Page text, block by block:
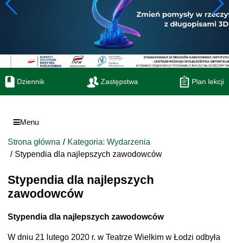
Dziennik Zastępstwa Plan lekcji
Menu
Strona główna
Kategoria: Wydarzenia
Stypendia dla najlepszych zawodowców
Stypendia dla najlepszych
zawodowców
Stypendia dla najlepszych zawodowców
W dniu 21 lutego 2020 r. w Teatrze Wielkim w Łodzi odbyła